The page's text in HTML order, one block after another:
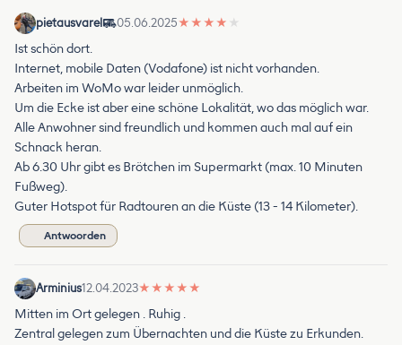
pietausvarel 05.06.2025★ ★ ★ ★ ★
Ist schön dort.
Internet, mobile Daten (Vodafone) ist nicht vorhanden.
Arbeiten im WoMo war leider unmöglich.
Um die Ecke ist aber eine schöne Lokalität, wo das möglich war.
Alle Anwohner sind freundlich und kommen auch mal auf ein
Schnack heran.
Ab 6.30 Uhr gibt es Brötchen im Supermarkt (max. 10 Minuten
Fußweg).
Guter Hotspot für Radtouren an die Küste (13 - 14 Kilometer).
Antwoorden
Arminius12.04.2023★ ★ ★ ★ ★
Mitten im Ort gelegen . Ruhig .
Zentral gelegen zum Übernachten und die Küste zu Erkunden.